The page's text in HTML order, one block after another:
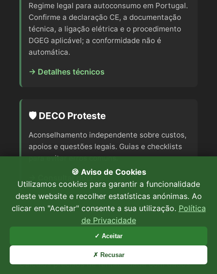
Regime legal para autoconsumo em Portugal.
Confirme a declaração CE, a documentação
técnica, a ligação elétrica e o procedimento
DGEG aplicável; a conformidade não é
automática.
→ Detalhes técnicos
🛡️ DECO Proteste
Aconselhamento independente sobre custos,
apoios e questões legais. Guias e checklists
para evitar erros comuns.
→ Consultar guia
Sistema Solar Varanda Audit
Cálculos precisos de rentabilidade com dados
🍪 Aviso de Cookies
Utilizamos cookies para garantir a funcionalidade
deste website e recolher estatísticas anónimas. Ao
clicar em "Aceitar" consente a sua utilização. Política
de Privacidade
✓ Aceitar
✗ Recusar